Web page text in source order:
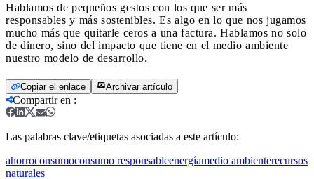
Hablamos de pequeños gestos con los que ser más
responsables y más sostenibles. Es algo en lo que nos jugamos
mucho más que quitarle ceros a una factura. Hablamos no solo
de dinero, sino del impacto que tiene en el medio ambiente
nuestro modelo de desarrollo.
Copiar el enlace Archivar artículo
Compartir en :
Las palabras clave/etiquetas asociadas a este artículo:
ahorroconsumoconsumo responsableenergíamedio ambienterecursos
naturales